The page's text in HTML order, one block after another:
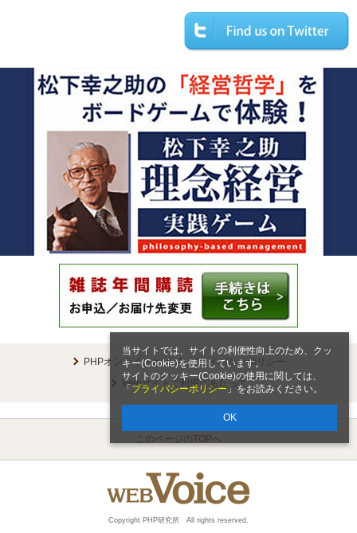
当サイトでは、サイトの利便性向上のため、クッ
キー(Cookie)を使用しています。
サイトのクッキー(Cookie)の使用に関しては、
「 プライバシーポリシー 」をお読みください。
OK
PHPオンラインとは
プライバシーポリシー
Webサイトご利用にあたって
このページのTOPへ
Copyright PHP研究所 All rights reserved.